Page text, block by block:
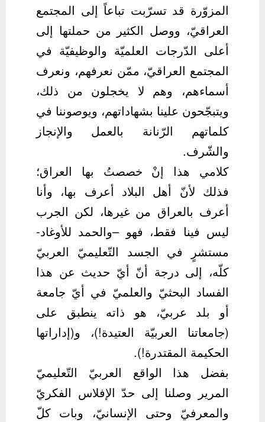
المزوّرة قد تسرّبت تباعاً إلى المجتمع
العراقيّ، ووصل الكثير من حملتها إلى
أعلى الدّرجات العلميّة والوظيفيّة في
المجتمع العراقيّ، ممّن نعرفهم، ونعرف
أسماءهم، وهم لا يخجلون من ذلك،
ويتبجّحون علينا بشهاداتهم، ويوصوننا في
كلماتهم الرّنانة بالعمل والإنجاز
والشّرف.
كلامي هذا إنْ خصصتُ بها العراق؛
فذلك لأنّ أهل البلاد أعرف بها، وأنا
أعرف بالعراق من غيرها، لكن الجرب
ليس فينا فقط، فهو –والحمد للأوغاد-
مستشرٍ في الجسد التّعليميّ العربيّ
كلّه، إلى درجة أنّ أيّ حديث عن هذا
الفساد البحثيّ والعلميّ في أيّ جامعة
أو بلد عربيّ، هو ذاته ينطبق على
(جامعاتنا العربيّة العتيدة!)، و(إداراتها
الحكيمة المقتدرة!).
بفضل هذا الواقع العربيّ التّعليميّ
المرير وصلنا إلى حدّ الإفلاس الفكريّ
والمعرفيّ وحتى الإنسانيّ، وبات كلّ